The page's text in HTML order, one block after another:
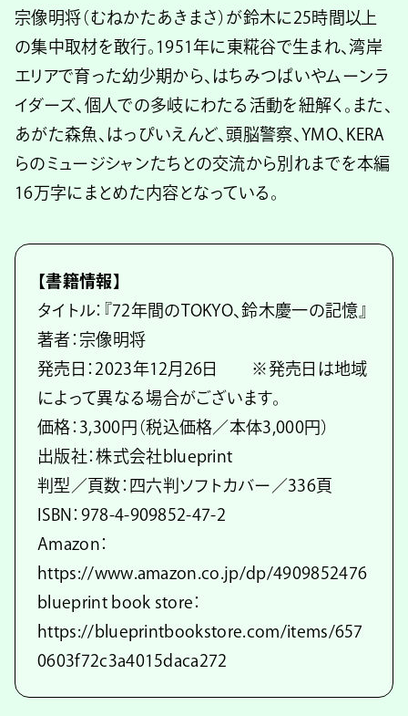
宗像明将（むねかたあきまさ）が鈴木に25時間以上
の集中取材を敢行。1951年に東糀谷で生まれ、湾岸
エリアで育った幼少期から、はちみつぱいやムーンラ
イダーズ、個人での多岐にわたる活動を紐解く。また、
あがた森魚、はっぴいえんど、頭脳警察、YMO、KERA
らのミュージシャンたちとの交流から別れまでを本編
16万字にまとめた内容となっている。
【書籍情報】
タイトル：『72年間のTOKYO、鈴木慶一の記憶』
著者：宗像明将
発売日：2023年12月26日 ※発売日は地域
によって異なる場合がございます。
価格：3,300円（税込価格／本体3,000円）
出版社：株式会社blueprint
判型／頁数：四六判ソフトカバー／336頁
ISBN：978-4-909852-47-2
Amazon：
https://www.amazon.co.jp/dp/4909852476
blueprint book store：
https://blueprintbookstore.com/items/657
0603f72c3a4015daca272